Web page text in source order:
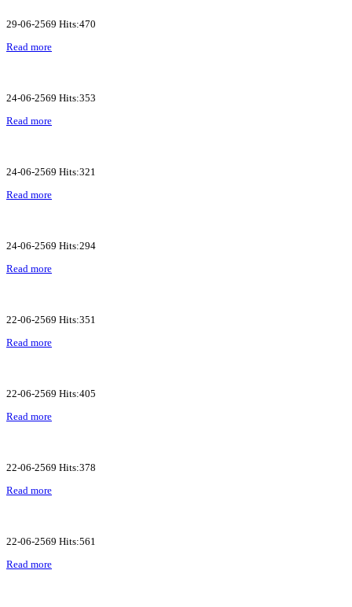
29-06-2569 Hits:470
Read more
24-06-2569 Hits:353
Read more
24-06-2569 Hits:321
Read more
24-06-2569 Hits:294
Read more
22-06-2569 Hits:351
Read more
22-06-2569 Hits:405
Read more
22-06-2569 Hits:378
Read more
22-06-2569 Hits:561
Read more